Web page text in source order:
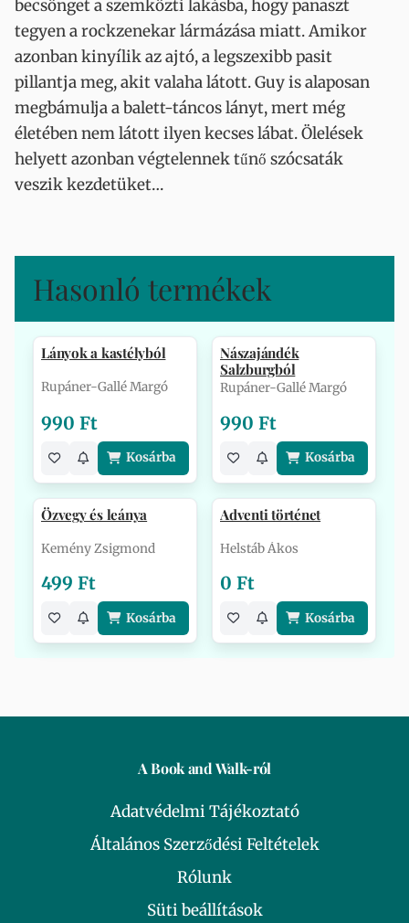
becsönget a szemközti lakásba, hogy panaszt
tegyen a rockzenekar lármázása miatt. Amikor
azonban kinyílik az ajtó, a legszexibb pasit
pillantja meg, akit valaha látott. Guy is alaposan
megbámulja a balett-táncos lányt, mert még
életében nem látott ilyen kecses lábat. Ölelések
helyett azonban végtelennek tűnő szócsaták
veszik kezdetüket…
Hasonló termékek
Lányok a kastélyból
Rupáner-Gallé Margó
990 Ft
Kosárba
Nászajándék
Salzburgból
Rupáner-Gallé Margó
990 Ft
Kosárba
Özvegy és leánya
Kemény Zsigmond
499 Ft
Kosárba
Adventi történet
Helstáb Ákos
0 Ft
Kosárba
A Book and Walk-ról
Adatvédelmi Tájékoztató
Általános Szerződési Feltételek
Rólunk
Süti beállítások